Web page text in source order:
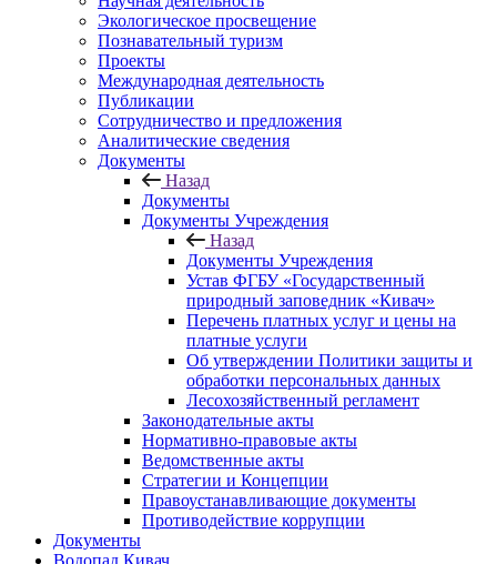
Экологическое просвещение
Познавательный туризм
Проекты
Международная деятельность
Публикации
Сотрудничество и предложения
Аналитические сведения
Документы
Назад
Документы
Документы Учреждения
Назад
Документы Учреждения
Устав ФГБУ «Государственный
природный заповедник «Кивач»
Перечень платных услуг и цены на
платные услуги
Об утверждении Политики защиты и
обработки персональных данных
Лесохозяйственный регламент
Законодательные акты
Нормативно-правовые акты
Ведомственные акты
Стратегии и Концепции
Правоустанавливающие документы
Противодействие коррупции
Документы
Водопад Кивач